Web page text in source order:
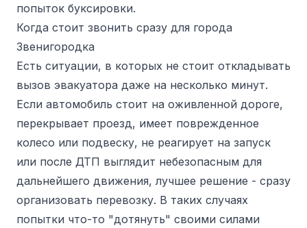
попыток буксировки.
Когда стоит звонить сразу для города
Звенигородка
Есть ситуации, в которых не стоит откладывать
вызов эвакуатора даже на несколько минут.
Если автомобиль стоит на оживленной дороге,
перекрывает проезд, имеет поврежденное
колесо или подвеску, не реагирует на запуск
или после ДТП выглядит небезопасным для
дальнейшего движения, лучшее решение - сразу
организовать перевозку. В таких случаях
попытки что-то "дотянуть" своими силами